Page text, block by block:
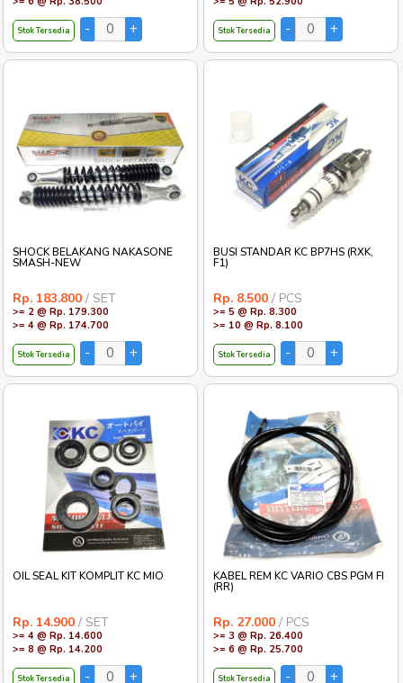
Stok Tersedia Stok Tersedia
SHOCK BELAKANG NAKASONE
SMASH-NEW
Rp. 183.800 / SET
>= 2 @ Rp. 179.300
>= 4 @ Rp. 174.700
Stok Tersedia
BUSI STANDAR KC BP7HS (RXK,
F1)
Rp. 8.500 / PCS
>= 5 @ Rp. 8.300
>= 10 @ Rp. 8.100
Stok Tersedia
OIL SEAL KIT KOMPLIT KC MIO
Rp. 14.900 / SET
>= 4 @ Rp. 14.600
>= 8 @ Rp. 14.200
Stok Tersedia
KABEL REM KC VARIO CBS PGM FI
(RR)
Rp. 27.000 / PCS
>= 3 @ Rp. 26.400
>= 6 @ Rp. 25.700
Stok Tersedia